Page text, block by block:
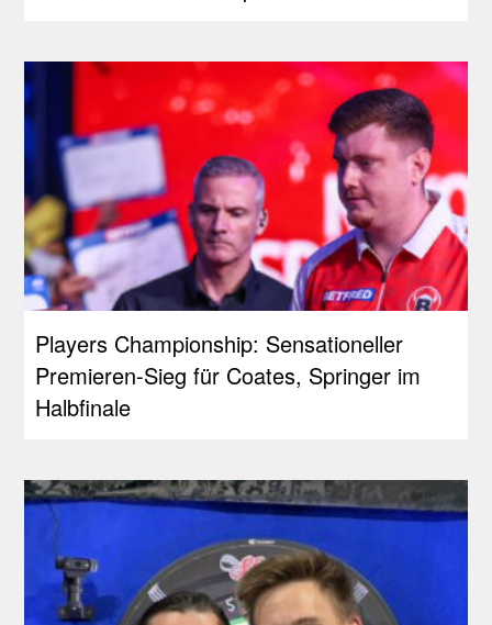
Players Championship: Sensationeller
Premieren-Sieg für Coates, Springer im
Halbfinale